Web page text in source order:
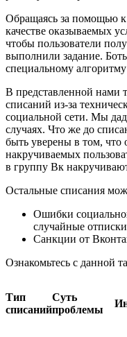
Обращаясь за помощью
качестве оказываемых
чтобы пользователи
выполнили задание.
специальному
В представленной нами
списаний из-за
социальной сети. Мы
случаях. Что же до
быть уверены в том, что
накручиваемых
в группу Вк
Остальные списания
Ошибки
случайные отписки
Санкции от
Ознакомьтесь с данной
Тип
списаний
Суть
проблемы